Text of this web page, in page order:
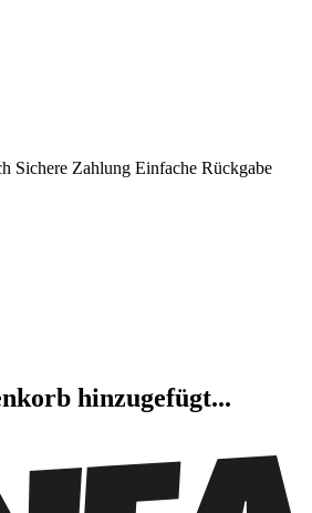
Sichere Zahlung Einfache Rückgabe
hinzugefügt...